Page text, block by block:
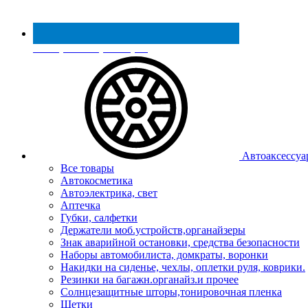
Реестр МинПромТорга
Все товары
Автокосметика
Автоэлектрика, свет
Аптечка
Губки, салфетки
Держатели моб.устройств,органайзеры
Знак аварийной остановки, средства безопасности
Наборы автомобилиста, домкраты, воронки
Накидки на сиденье, чехлы, оплетки руля, коврики.
Резинки на багажн.органайз.и прочее
Солнцезащитные шторы,тонировочная пленка
Щетки